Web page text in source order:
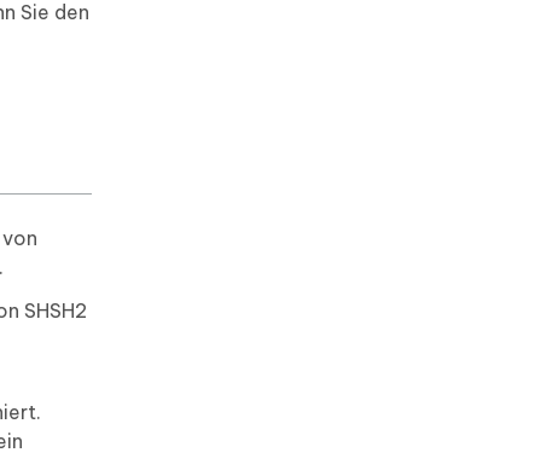
Sie den
SHSH2